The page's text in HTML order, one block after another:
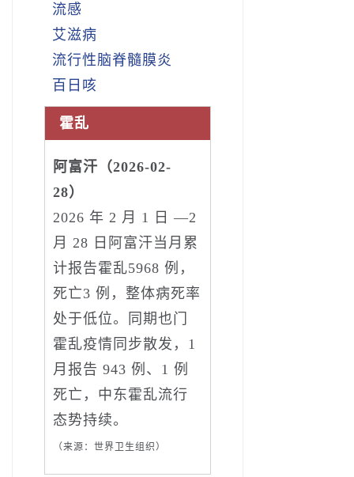
流感
艾滋病
流行性脑脊髓膜炎
百日咳
霍乱
阿富汗（2026-02-
28）
2026 年 2 月 1 日 —2
月 28 日阿富汗当月累
计报告霍乱5968 例，
死亡3 例，整体病死率
处于低位。同期也门
霍乱疫情同步散发，1
月报告 943 例、1 例
死亡，中东霍乱流行
态势持续。
（来源：世界卫生组织）